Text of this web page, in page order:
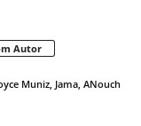
Autor
Muniz, Jama, ANouch